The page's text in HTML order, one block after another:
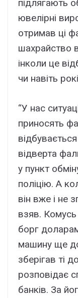
підлягають
ювелірні
отримав ці
шахрайство
інколи це
чи навіть
“У нас
приносять
відверта
у пункт
поліцію. А
він вже і не
взяв. Комусь
борг
машину ще до
зберігав ті
розповідає
банків. За